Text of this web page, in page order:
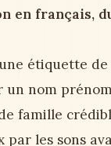
en français,
étiquette de
nom
famille
par les sons